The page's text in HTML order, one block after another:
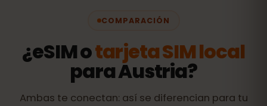
COMPARACIÓN
¿eSIM otarjeta SIM local
para Austria?
Ambas te conectan: así se diferencian para tu